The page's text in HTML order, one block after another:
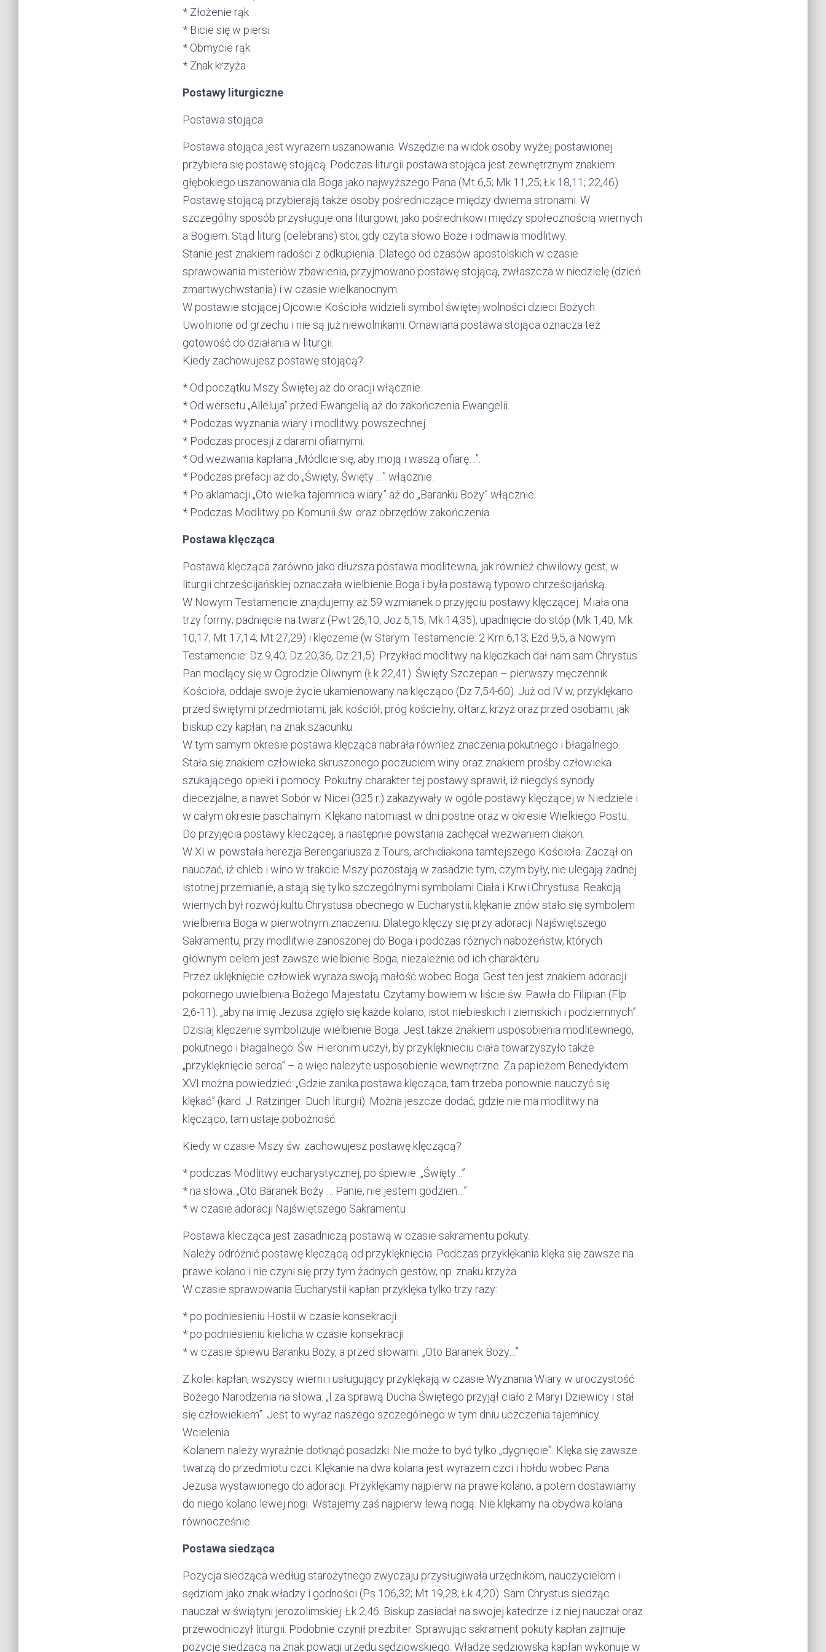
* Złożenie rąk
* Bicie się w piersi
* Obmycie rąk
* Znak krzyża
Postawy liturgiczne
Postawa stojąca
Postawa stojąca jest wyrazem uszanowania. Wszędzie na widok osoby wyżej postawionej
przybiera się postawę stojącą. Podczas liturgii postawa stojąca jest zewnętrznym znakiem
głębokiego uszanowania dla Boga jako najwyższego Pana (Mt 6,5; Mk 11,25; Łk 18,11; 22,46).
Postawę stojącą przybierają także osoby pośredniczące między dwiema stronami. W
szczególny sposób przysługuje ona liturgowi, jako pośrednikowi między społecznością wiernych
a Bogiem. Stąd liturg (celebrans) stoi, gdy czyta słowo Boże i odmawia modlitwy.
Stanie jest znakiem radości z odkupienia. Dlatego od czasów apostolskich w czasie
sprawowania misteriów zbawienia, przyjmowano postawę stojącą, zwłaszcza w niedzielę (dzień
zmartwychwstania) i w czasie wielkanocnym.
W postawie stojącej Ojcowie Kościoła widzieli symbol świętej wolności dzieci Bożych.
Uwolnione od grzechu i nie są już niewolnikami. Omawiana postawa stojąca oznacza też
gotowość do działania w liturgii.
Kiedy zachowujesz postawę stojącą?
* Od początku Mszy Świętej aż do oracji włącznie.
* Od wersetu „Alleluja” przed Ewangelią aż do zakończenia Ewangelii.
* Podczas wyznania wiary i modlitwy powszechnej.
* Podczas procesji z darami ofiarnymi.
* Od wezwania kapłana „Módlcie się, aby moją i waszą ofiarę…”.
* Podczas prefacji aż do „Święty, Święty …” włącznie.
* Po aklamacji „Oto wielka tajemnica wiary” aż do „Baranku Boży” włącznie.
* Podczas Modlitwy po Komunii św. oraz obrzędów zakończenia.
Postawa klęcząca
Postawa klęcząca zarówno jako dłuższa postawa modlitewna, jak również chwilowy gest, w
liturgii chrześcijańskiej oznaczała wielbienie Boga i była postawą typowo chrześcijańską.
W Nowym Testamencie znajdujemy aż 59 wzmianek o przyjęciu postawy klęczącej. Miała ona
trzy formy; padnięcie na twarz (Pwt 26,10; Joz 5,15; Mk 14,35), upadnięcie do stóp (Mk 1,40; Mk
10,17; Mt 17,14; Mt 27,29) i klęczenie (w Starym Testamencie: 2 Krn 6,13; Ezd 9,5, a Nowym
Testamencie: Dz 9,40; Dz 20,36, Dz 21,5). Przykład modlitwy na klęczkach dał nam sam Chrystus
Pan modlący się w Ogrodzie Oliwnym (Łk 22,41). Święty Szczepan – pierwszy męczennik
Kościoła, oddaje swoje życie ukamienowany na klęcząco (Dz 7,54-60). Już od IV w, przyklękano
przed świętymi przedmiotami, jak: kościół, próg kościelny, ołtarz, krzyż oraz przed osobami, jak
biskup czy kapłan, na znak szacunku.
W tym samym okresie postawa klęcząca nabrała również znaczenia pokutnego i błagalnego.
Stała się znakiem człowieka skruszonego poczuciem winy oraz znakiem prośby człowieka
szukającego opieki i pomocy. Pokutny charakter tej postawy sprawił, iż niegdyś synody
diecezjalne, a nawet Sobór w Nicei (325 r.) zakazywały w ogóle postawy klęczącej w Niedziele i
w całym okresie paschalnym. Klękano natomiast w dni postne oraz w okresie Wielkiego Postu.
Do przyjęcia postawy kleczącej, a następnie powstania zachęcał wezwaniem diakon.
W XI w. powstała herezja Berengariusza z Tours, archidiakona tamtejszego Kościoła. Zaczął on
nauczać, iż chleb i wino w trakcie Mszy pozostają w zasadzie tym, czym były, nie ulegają żadnej
istotnej przemianie, a stają się tylko szczególnymi symbolami Ciała i Krwi Chrystusa. Reakcją
wiernych był rozwój kultu Chrystusa obecnego w Eucharystii; klękanie znów stało się symbolem
wielbienia Boga w pierwotnym znaczeniu. Dlatego klęczy się przy adoracji Najświętszego
Sakramentu, przy modlitwie zanoszonej do Boga i podczas różnych nabożeństw, których
głównym celem jest zawsze wielbienie Boga, niezależnie od ich charakteru.
Przez uklęknięcie człowiek wyraża swoją małość wobec Boga. Gest ten jest znakiem adoracji:
pokornego uwielbienia Bożego Majestatu. Czytamy bowiem w liście św. Pawła do Filipian (Flp
2,6-11): „aby na imię Jezusa zgięło się każde kolano, istot niebieskich i ziemskich i podziemnych”.
Dzisiaj klęczenie symbolizuje wielbienie Boga. Jest także znakiem usposobienia modlitewnego,
pokutnego i błagalnego. Św. Hieronim uczył, by przyklęknieciu ciała towarzyszyło także
„przyklęknięcie serca” – a więc należyte usposobienie wewnętrzne. Za papieżem Benedyktem
XVI można powiedzieć: „Gdzie zanika postawa klęcząca, tam trzeba ponownie nauczyć się
klękać” (kard. J. Ratzinger: Duch liturgii). Można jeszcze dodać; gdzie nie ma modlitwy na
klęcząco, tam ustaje pobożność.
Kiedy w czasie Mszy św. zachowujesz postawę klęczącą?
* podczas Modlitwy eucharystycznej, po śpiewie: „Święty…”
* na słowa: „Oto Baranek Boży … Panie, nie jestem godzien…”
* w czasie adoracji Najświętszego Sakramentu
Postawa klecząca jest zasadniczą postawą w czasie sakramentu pokuty.
Należy odróżnić postawę klęczącą od przyklęknięcia. Podczas przyklękania klęka się zawsze na
prawe kolano i nie czyni się przy tym żadnych gestów, np. znaku krzyża.
W czasie sprawowania Eucharystii kapłan przyklęka tylko trzy razy:
* po podniesieniu Hostii w czasie konsekracji
* po podniesieniu kielicha w czasie konsekracji
* w czasie śpiewu Baranku Boży, a przed słowami: „Oto Baranek Boży…”
Z kolei kapłan, wszyscy wierni i usługujący przyklękają w czasie Wyznania Wiary w uroczystość
Bożego Narodzenia na słowa: „I za sprawą Ducha Świętego przyjął ciało z Maryi Dziewicy i stał
się człowiekiem”. Jest to wyraz naszego szczególnego w tym dniu uczczenia tajemnicy
Wcielenia.
Kolanem należy wyraźnie dotknąć posadzki. Nie może to być tylko „dygnięcie”. Klęka się zawsze
twarzą do przedmiotu czci. Klękanie na dwa kolana jest wyrazem czci i hołdu wobec Pana
Jezusa wystawionego do adoracji. Przyklękamy najpierw na prawe kolano, a potem dostawiamy
do niego kolano lewej nogi. Wstajemy zaś najpierw lewą nogą. Nie klękamy na obydwa kolana
równocześnie.
Postawa siedząca
Pozycja siedząca według starożytnego zwyczaju przysługiwała urzędnikom, nauczycielom i
sędziom jako znak władzy i godności (Ps 106,32; Mt 19,28; Łk 4,20). Sam Chrystus siedząc
nauczał w świątyni jerozolimskiej: Łk 2,46. Biskup zasiadał na swojej katedrze i z niej nauczał oraz
przewodniczył liturgii. Podobnie czynił prezbiter. Sprawując sakrament pokuty kapłan zajmuje
pozycję siedzącą na znak powagi urzędu sędziowskiego. Władzę sędziowską kapłan wykonuje w